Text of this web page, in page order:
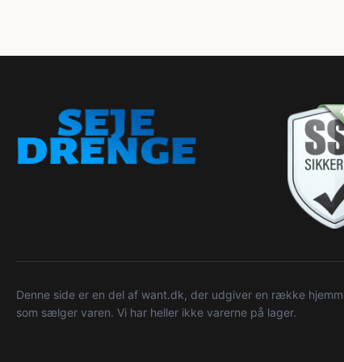
Denne side er en del af want.dk, der udgiver en række
som sælger varen. Vi har heller ikke varerne på lager.